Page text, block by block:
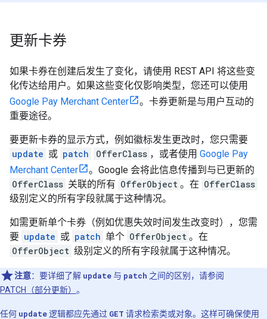
更新卡券
如果卡券在创建后发生了变化，请使用 REST API 将这些变
化传达给用户。如果这些变化仅影响类型，您还可以使用
Google Pay Merchant Center
。卡券更新是与用户互动的
重要途径。
要更新卡券的显示方式，例如徽标发生更改时，您只需要
update 或 patch OfferClass ，或者使用 Google Pay
Merchant Center
。Google 会将此信息传播到与已更新的
OfferClass 关联的所有 OfferObject 。在 OfferClass
级别定义的所有字段就属于这种情况。
如需更新单个卡券（例如优惠失效时间发生改变时），您需
要 update 或 patch 单个 OfferObject 。在
OfferObject 级别定义的所有字段就属于这种情况。
注意：要详细了解 update与 patch 之间的区别，请参阅
PATCH（部分更新） 。
任何 update逻辑都应先通过 GET 请求检索类或对象。这样可确保使用